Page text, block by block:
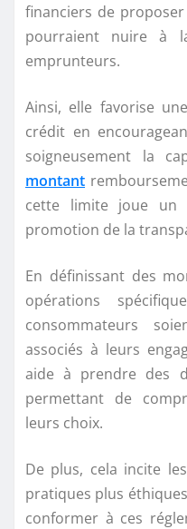
financiers de
pourraient nuire à
emprunteurs.
Ainsi, elle favorise
crédit en
soigneusement la
montant
cette limite joue un
promotion de la
En définissant des
opérations
consommateurs
associés à leurs
aide à prendre des
permettant de
leurs choix.
De plus, cela incite
pratiques plus
conformer à ces